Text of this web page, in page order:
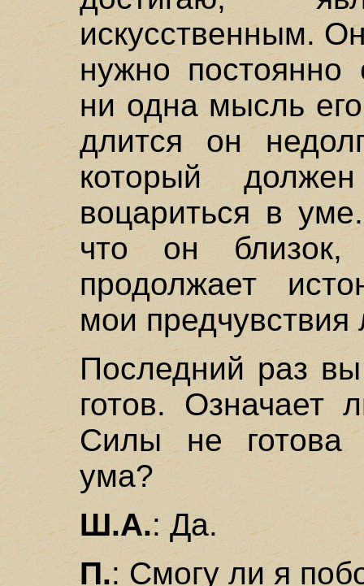
искусственным.
нужно
ни одна мысль
длится он
который
воцариться в
что он
продолжает
мои
Последний раз
готов. Означает
Силы не готова
ума?
Ш.А.: Да.
П.: Смогу ли я